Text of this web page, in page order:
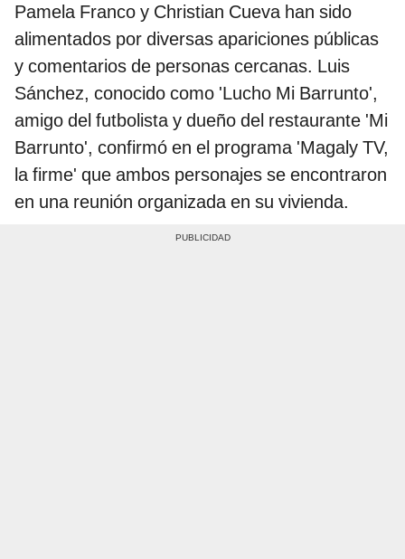
Pamela Franco y Christian Cueva han sido
alimentados por diversas apariciones públicas
y comentarios de personas cercanas. Luis
Sánchez, conocido como 'Lucho Mi Barrunto',
amigo del futbolista y dueño del restaurante 'Mi
Barrunto', confirmó en el programa 'Magaly TV,
la firme' que ambos personajes se encontraron
en una reunión organizada en su vivienda.